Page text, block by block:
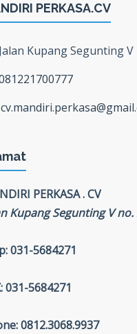
PERKASA.CV
Jalan Kupang Segunting V
PERKASA . CV
Kupang Segunting V
031-5684271
031-5684271
0812.3068.9937